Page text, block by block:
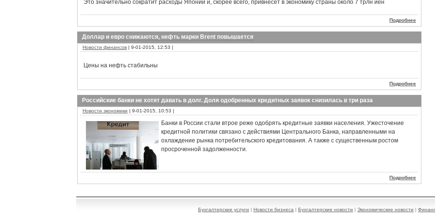
Это значительно сократит расходы Японии и, скорее всего, привнесет в экономику страны около 7 трлн иен
Подробнее
Доллар и евро снижаются, нефть марки Brent повышается
Новости финансов | 9-01-2015, 12:53 |
Цены на нефть стабильны
Подробнее
Российские банки не хотят давать в долг. Доля одобренных кредитных заявок снизилась в три раза
Новости экономики | 9-01-2015, 10:53 |
Банки в России стали втрое реже одобрять кредитные заявки населения. Ужесточение
кредитной политики связано с действиями Центрального Банка, направленными на
охлаждение рынка потребительского кредитования. А также с существенным ростом
просроченной задолженности.
Подробнее
Бухгалтерские услуги | Новости бизнеса | Бухгалтерские новости | Экономические новости |